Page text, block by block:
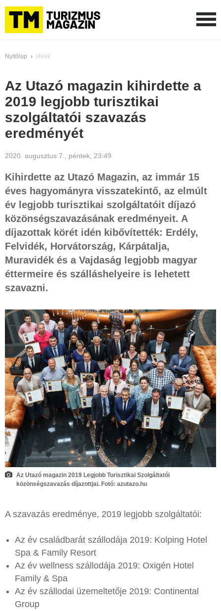
Nyitólap › Hírek
Az Utazó magazin kihirdette a
2019 legjobb turisztikai
szolgáltatói szavazás
eredményét
2020. augusztus 7., péntek, 23:49
Kihirdette az Utazó Magazin, az immár 15
éves hagyományra visszatekintő, az elmúlt
év legjobb turisztikai szolgáltatóit díjazó
közönségszavazásának eredményeit. A
díjazottak körét idén kibővítették: Erdély,
Felvidék, Horvátország, Kárpátalja,
Muravidék és a Vajdaság legjobb magyar
éttermeire és szálláshelyeire is lehetett
szavazni.
Az Utazó magazin 2019 Legjobb Turisztikai Szolgáltatói
közönségszavazás díjazottjai. Fotó: azutazo.hu
A szavazás eredménye, 2019 legjobb szolgáltatói:
Az év családbarát szállodája 2019: Kolping Hotel
Spa & Family Resort
Az év wellness szállodája 2019: Oxigén Hotel
Family & Spa
Az év szállodai üzemeltetője 2019: Continental
Group